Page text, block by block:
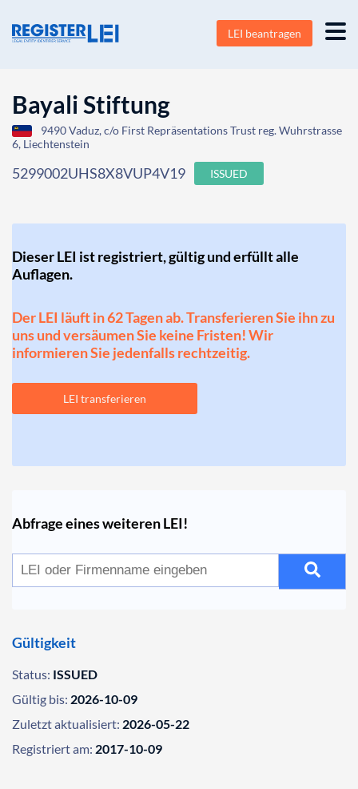
LEI beantragen
Bayali Stiftung
9490 Vaduz, c/o First Repräsentations Trust reg. Wuhrstrasse
6, Liechtenstein
5299002UHS8X8VUP4V19 ISSUED
Dieser LEI ist registriert, gültig und erfüllt alle
Auflagen.
Der LEI läuft in 62 Tagen ab. Transferieren Sie ihn zu
uns und versäumen Sie keine Fristen! Wir
informieren Sie jedenfalls rechtzeitig.
LEI transferieren
Abfrage eines weiteren LEI!
Gültigkeit
Status: ISSUED
Gültig bis: 2026-10-09
Zuletzt aktualisiert: 2026-05-22
Registriert am: 2017-10-09